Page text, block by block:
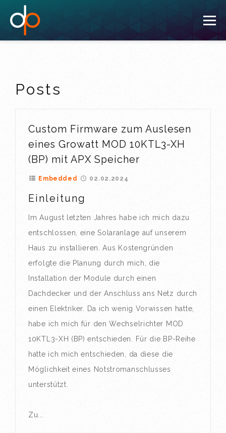
Posts
Custom Firmware zum Auslesen
eines Growatt MOD 10KTL3-XH
(BP) mit APX Speicher
Embedded 02.02.2024
Einleitung
Im August letzten Jahres habe ich mich dazu
entschlossen, eine Solaranlage auf unserem
Haus zu installieren. Aus Kostengründen
erfolgte die Planung durch mich, die
Installation der Module durch einen
Dachdecker und der Anschluss ans Netz durch
einen Elektriker. Da ich wenig Vorwissen hatte,
habe ich mich für den Wechselrichter MOD
10KTL3-XH (BP) entschieden. Für die BP-Reihe
hatte ich mich entschieden, da diese die
Möglichkeit eines Notstromanschlusses
unterstützt.
Zu...